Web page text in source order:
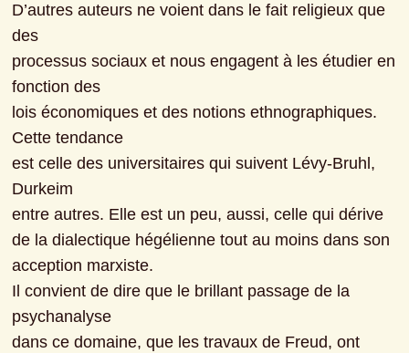
D’autres auteurs ne voient dans le fait religieux que
des
processus sociaux et nous engagent à les étudier en
fonction des
lois économiques et des notions ethnographiques.
Cette tendance
est celle des universitaires qui suivent Lévy-Bruhl,
Durkeim
entre autres. Elle est un peu, aussi, celle qui dérive
de la dialectique hégélienne tout au moins dans son
acception marxiste.
Il convient de dire que le brillant passage de la
psychanalyse
dans ce domaine, que les travaux de Freud, ont